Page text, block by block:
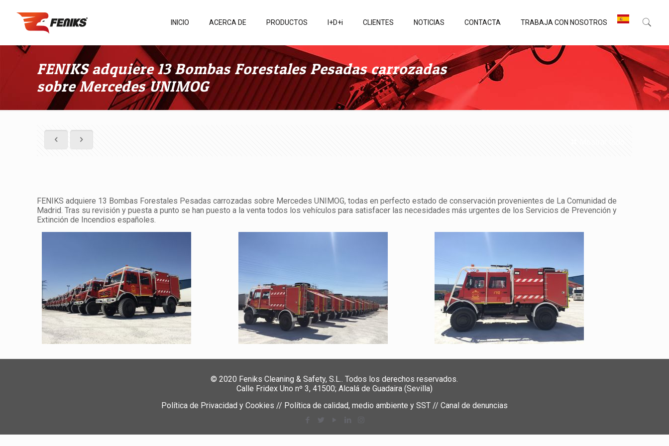
INICIO ACERCA DE PRODUCTOS I+D+i CLIENTES NOTICIAS CONTACTA TRABAJA CON NOSOTROS
FENIKS adquiere 13 Bombas Forestales Pesadas carrozadas
sobre Mercedes UNIMOG
FENIKS adquiere 13 Bombas Forestales Pesadas carrozadas sobre Mercedes UNIMOG, todas en perfecto estado de conservación provenientes de La Comunidad de
Madrid. Tras su revisión y puesta a punto se han puesto a la venta todos los vehículos para satisfacer las necesidades más urgentes de los Servicios de Prevención y
Extinción de Incendios españoles.
© 2020 Feniks Cleaning & Safety, S.L.. Todos los derechos reservados.
Calle Fridex Uno nº 3, 41500; Alcalá de Guadaira (Sevilla)
Política de Privacidad y Cookies // Política de calidad, medio ambiente y SST// Canal de denuncias